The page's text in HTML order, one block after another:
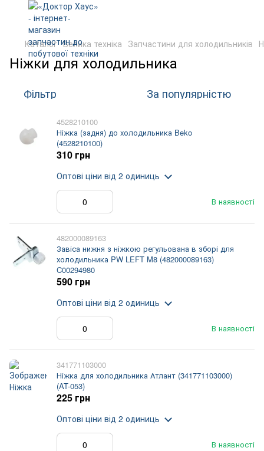
Каталог Велика техніка Запчастини для холодильників
Ніжки для холодильника
Фільтр За популярністю
4528210100
Ніжка (задня) до холодильника Beko
(4528210100)
В наявності
310 грн
Оптові ціни від 2 одиниць
482000089163
Завіса нижня з ніжкою регульована в зборі для
холодильника PW LEFT M8 (482000089163)
C00294980
В наявності
590 грн
Оптові ціни від 2 одиниць
341771103000
Ніжка для холодильника Атлант (341771103000)
(AT-053)
В наявності
225 грн
Оптові ціни від 2 одиниць